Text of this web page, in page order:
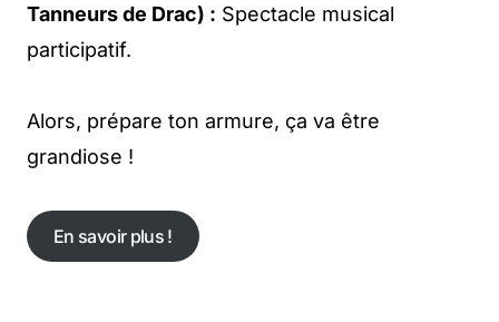
Tanneurs de Drac) : Spectacle musical
participatif.
Alors, prépare ton armure, ça va être
grandiose !
En savoir plus !
En savoir plus !